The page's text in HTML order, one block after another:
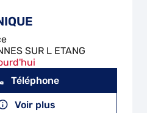
SUR L ETANG
Téléphone
Voir plus